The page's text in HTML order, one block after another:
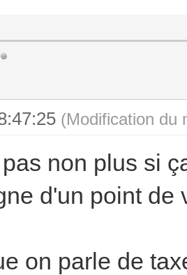
(Modification du
non plus si
d'un point de
on parle de